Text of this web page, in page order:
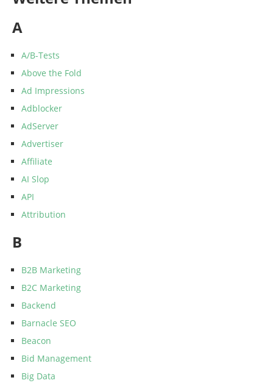
A
A/B-Tests
Above the Fold
Ad Impressions
Adblocker
AdServer
Advertiser
Affiliate
AI Slop
API
Attribution
B
B2B Marketing
B2C Marketing
Backend
Barnacle SEO
Beacon
Bid Management
Big Data